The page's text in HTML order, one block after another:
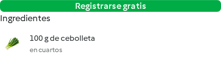
Registrarse gratis
Ingredientes
100 g de cebolleta
en cuartos